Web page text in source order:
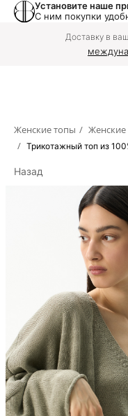
Установите наше
С ним покупки
Доставку в
Женские топы /
/ Трикотажный топ из
Назад